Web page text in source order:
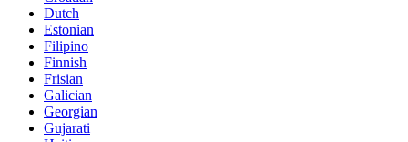
Dutch
Estonian
Filipino
Finnish
Frisian
Galician
Georgian
Gujarati